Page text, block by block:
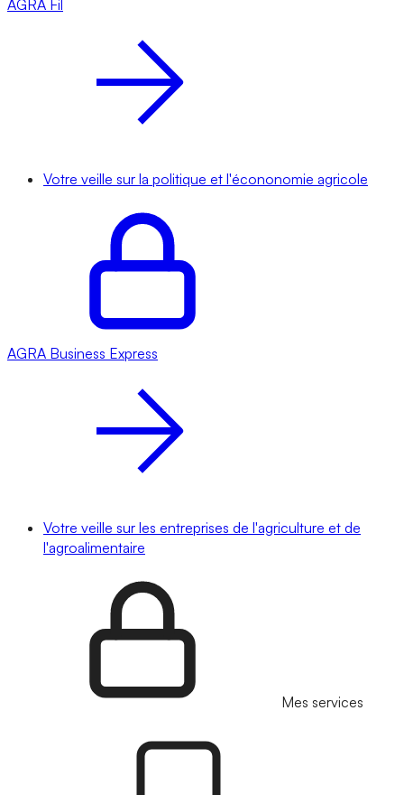
AGRA Fil
Votre veille sur la politique et l'écononomie agricole
AGRA Business Express
Votre veille sur les entreprises de l'agriculture et de
l'agroalimentaire
Mes services